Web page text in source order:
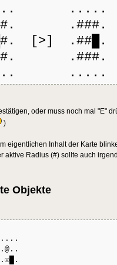
.###.
[>] .##█.
.###.
oder muss noch mal "E"
)
eigentlichen Inhalt der Karte
aktive Radius (#) sollte auch
Objekte